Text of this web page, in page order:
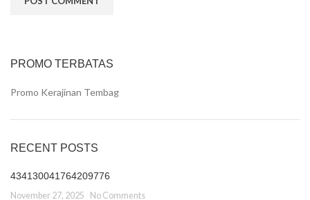
PROMO TERBATAS
Promo Kerajinan Tembag
RECENT POSTS
434130041764209776
November 27, 2025 No Comments